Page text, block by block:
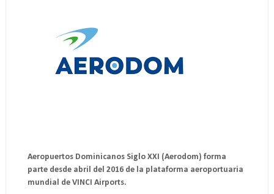
Aeropuertos Dominicanos Siglo XXI (Aerodom) forma
parte desde abril del 2016 de la plataforma aeroportuaria
mundial de VINCI Airports.